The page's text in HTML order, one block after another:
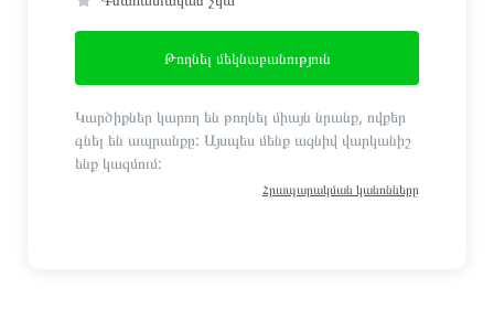
Թողնել մեկնաբանություն
Կարծիքներ կարող են թողնել միայն նրանք, ովքեր
գնել են ապրանքը: Այսպես մենք ազնիվ վարկանիշ
ենք կազմում:
Հրապարակման կանոնները